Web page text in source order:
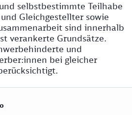
selbstbestimmte Teilhabe
Gleichgestellter sowie
sind innerhalb
verankerte Grundsätze.
und
bei gleicher